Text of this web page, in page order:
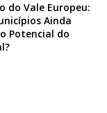
do Vale Europeu:
Ainda
Potencial do